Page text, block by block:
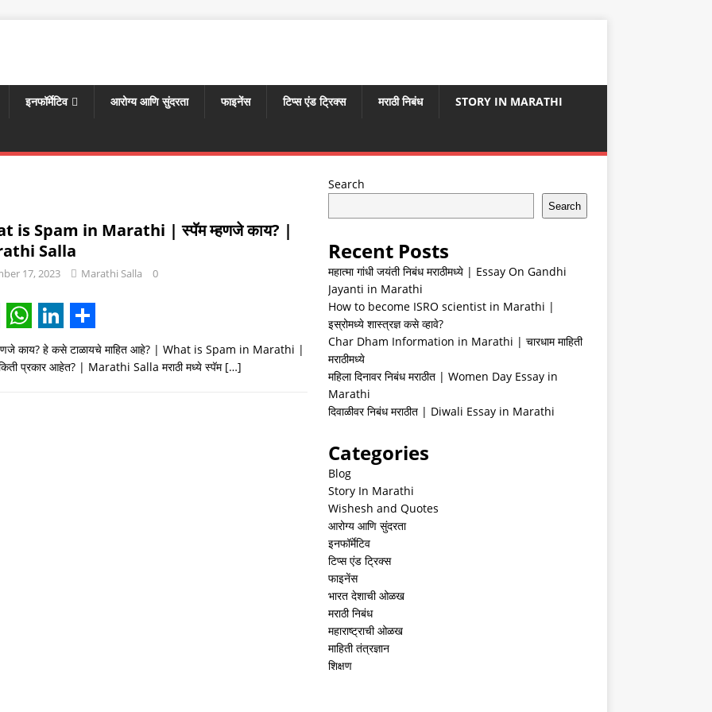
इनफॉर्मेटिव आरोग्य आणि सुंदरता फाइनेंस टिप्स एंड ट्रिक्स मराठी निबंध STORY IN MARATHI
is Spam in Marathi | स्पॅम म्हणजे काय? |
Salla
17, 2023 Marathi Salla 0
W
h
L
i
S
h
काय? हे कसे टाळायचे माहित आहे? | What is Spam in Marathi |
प्रकार आहेत? | Marathi Salla मराठी मध्ये स्पॅम […]
Search
Search
Recent Posts
महात्मा गांधी जयंती निबंध मराठीमध्ये | Essay On Gandhi
Jayanti in Marathi
How to become ISRO scientist in Marathi |
इस्रोमध्ये शास्त्रज्ञ कसे व्हावे?
Char Dham Information in Marathi | चारधाम माहिती
मराठीमध्ये
महिला दिनावर निबंध मराठीत | Women Day Essay in
Marathi
दिवाळीवर निबंध मराठीत | Diwali Essay in Marathi
Categories
Blog
Story In Marathi
Wishesh and Quotes
आरोग्य आणि सुंदरता
इनफॉर्मेटिव
टिप्स एंड ट्रिक्स
फाइनेंस
भारत देशाची ओळख
मराठी निबंध
महाराष्ट्राची ओळख
माहिती तंत्रज्ञान
शिक्षण